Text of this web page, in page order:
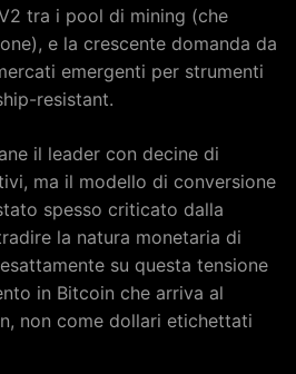
tra i pool di mining (che
e la crescente domanda da
emergenti per strumenti
resistant.
il leader con decine di
ma il modello di conversione
spesso criticato dalla
la natura monetaria di
su questa tensione
in Bitcoin che arriva al
non come dollari etichettati